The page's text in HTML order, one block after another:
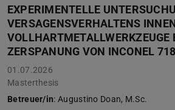
EXPERIMENTELLE
VERSAGENSVERHALTENS
VOLLHARTMETALLWERKZEUGE
ZERSPANUNG VON INCONEL 718
01.07.2026
Masterthesis
Betreuer/in: Augustino Doan, M.Sc.